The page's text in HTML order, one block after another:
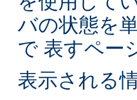
バの状態を
で 表すペー
表示される